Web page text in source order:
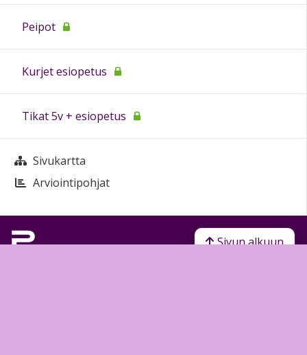
Peipot
Kurjet esiopetus
Tikat 5v + esiopetus
Sivukartta
Arviointipohjat
Sivun alkuun